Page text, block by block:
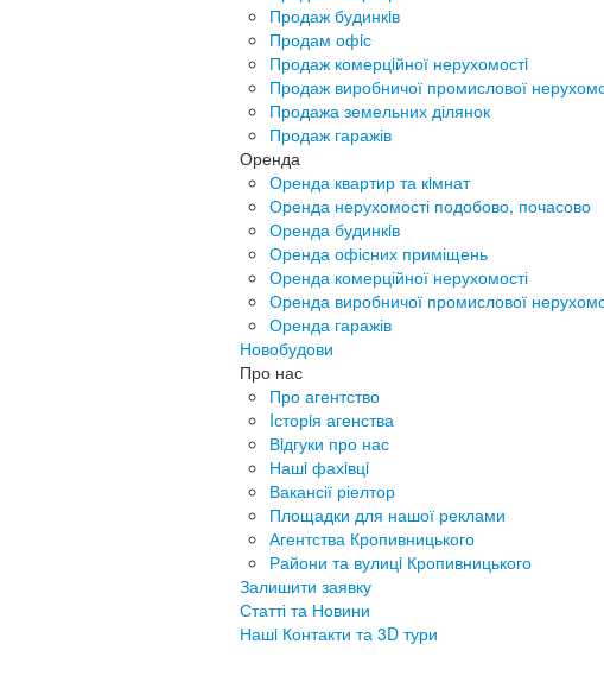
Продаж будинкiв
Продам офiс
Продаж комерцiйної нерухомостi
Продаж виробничої промислової
Продажа земельних ділянок
Продаж гаражів
Оренда
Оренда квартир та кiмнат
Оренда нерухомості подобово, почасово
Оренда будинкiв
Оренда офісних приміщень
Оренда комерційної нерухомості
Оренда виробничої промислової
Оренда гаражів
Новобудови
Про нас
Про агентство
Iсторiя агенства
Вiдгуки про нас
Нашi фахiвцi
Вакансії ріелтор
Площадки для нашої реклами
Агентства Кропивницького
Райони та вулицi Кропивницького
Залишити заявку
Статті та Новини
Нашi Контакти та 3D тури